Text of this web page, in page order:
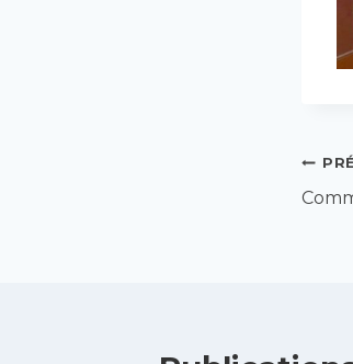
de